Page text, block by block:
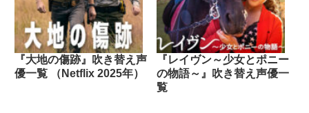
『大地の傷跡』吹き替え声
優一覧 （Netflix 2025年）
『レイヴン～少女とポニー
の物語～』吹き替え声優一
覧